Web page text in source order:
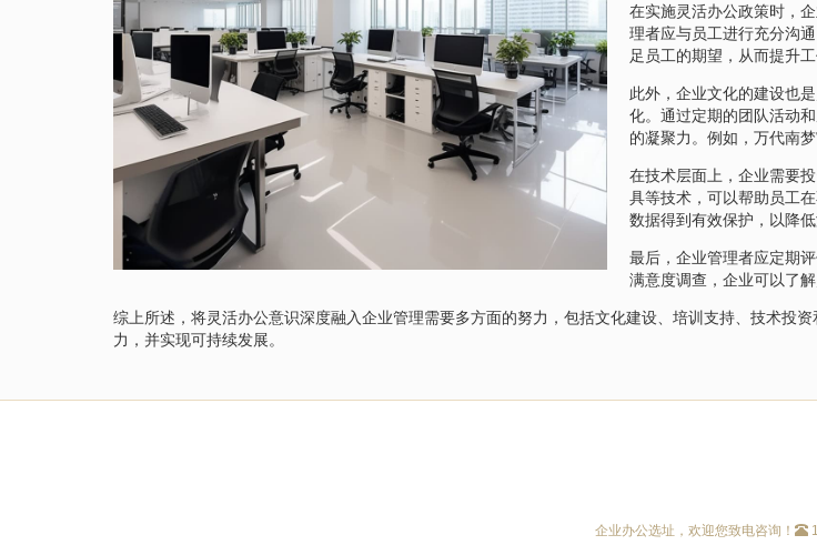
在实施灵活办公政策时，
理者应与员工进行充分沟
足员工的期望，从而提升工
此外，企业文化的建设也
化。通过定期的团队活动
的凝聚力。例如，万代南
在技术层面上，企业需要
具等技术，可以帮助员工
数据得到有效保护，以降低
最后，企业管理者应定期
满意度调查，企业可以了
综上所述，将灵活办公意识深度融入企业管理需要多方面的努力，包括文化建设、培训支持、技术投
力，并实现可持续发展。
企业办公选址，欢迎您致电咨询！